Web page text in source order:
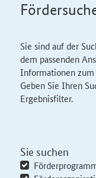
Sie sind auf der
dem passenden
Informationen zum
Geben Sie Ihren
Ergebnisfilter.
Sie suchen